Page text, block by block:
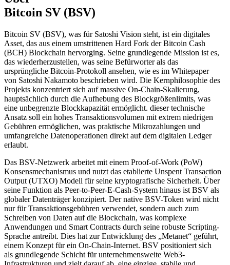
Bitcoin SV (BSV)
Bitcoin SV (BSV), was für Satoshi Vision steht, ist ein digitales
Asset, das aus einem umstrittenen Hard Fork der Bitcoin Cash
(BCH) Blockchain hervorging. Seine grundlegende Mission ist es,
das wiederherzustellen, was seine Befürworter als das
ursprüngliche Bitcoin-Protokoll ansehen, wie es im Whitepaper
von Satoshi Nakamoto beschrieben wird. Die Kernphilosophie des
Projekts konzentriert sich auf massive On-Chain-Skalierung,
hauptsächlich durch die Aufhebung des Blockgrößenlimits, was
eine unbegrenzte Blockkapazität ermöglicht. dieser technische
Ansatz soll ein hohes Transaktionsvolumen mit extrem niedrigen
Gebühren ermöglichen, was praktische Mikrozahlungen und
umfangreiche Datenoperationen direkt auf dem digitalen Ledger
erlaubt.
Das BSV-Netzwerk arbeitet mit einem Proof-of-Work (PoW)
Konsensmechanismus und nutzt das etablierte Unspent Transaction
Output (UTXO) Modell für seine kryptografische Sicherheit. Über
seine Funktion als Peer-to-Peer-E-Cash-System hinaus ist BSV als
globaler Datenträger konzipiert. Der native BSV-Token wird nicht
nur für Transaktionsgebühren verwendet, sondern auch zum
Schreiben von Daten auf die Blockchain, was komplexe
Anwendungen und Smart Contracts durch seine robuste Scripting-
Sprache antreibt. Dies hat zur Entwicklung des „Metanet“ geführt,
einem Konzept für ein On-Chain-Internet. BSV positioniert sich
als grundlegende Schicht für unternehmensweite Web3-